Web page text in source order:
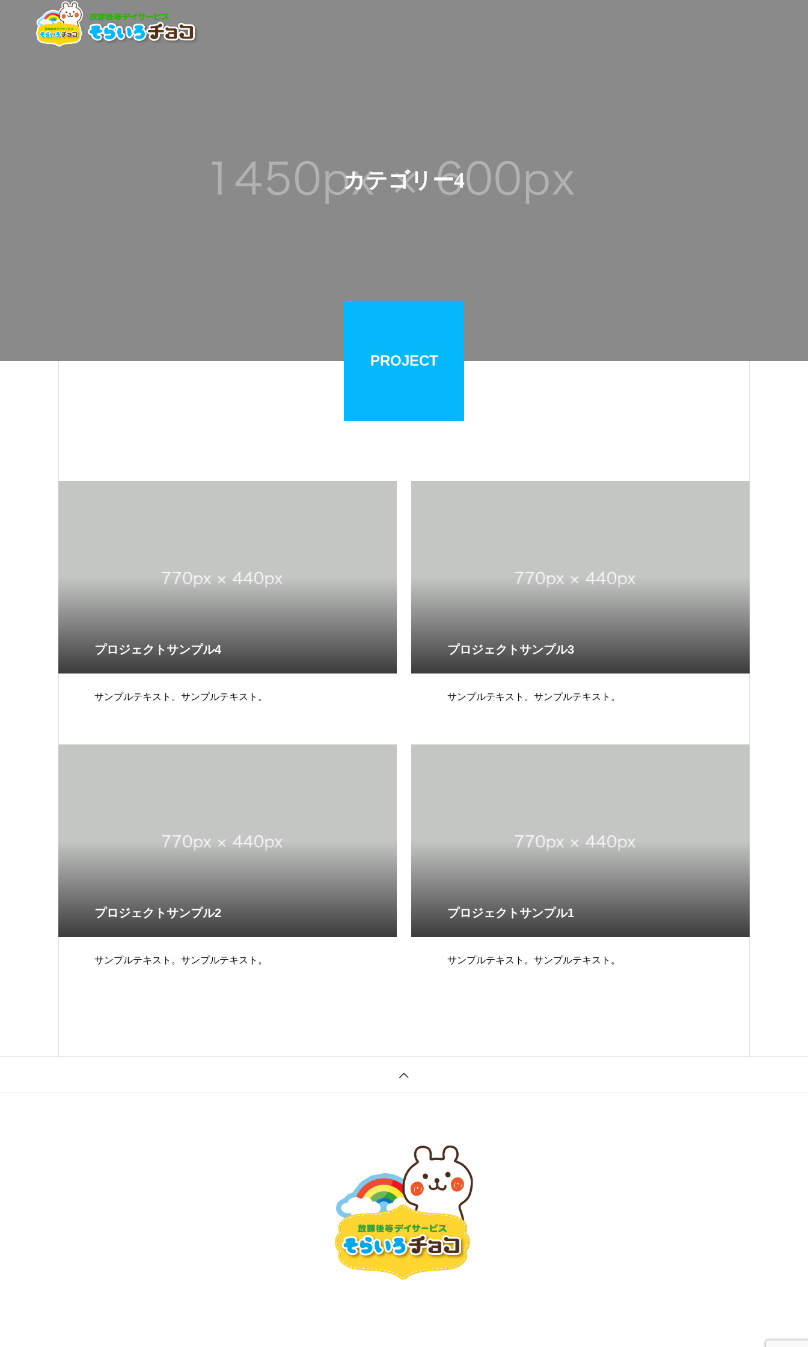
カテゴリー4
PROJECT
プロジェクトサンプル4
サンプルテキスト。サンプルテキスト。
プロジェクトサンプル3
サンプルテキスト。サンプルテキスト。
プロジェクトサンプル2
サンプルテキスト。サンプルテキスト。
プロジェクトサンプル1
サンプルテキスト。サンプルテキスト。